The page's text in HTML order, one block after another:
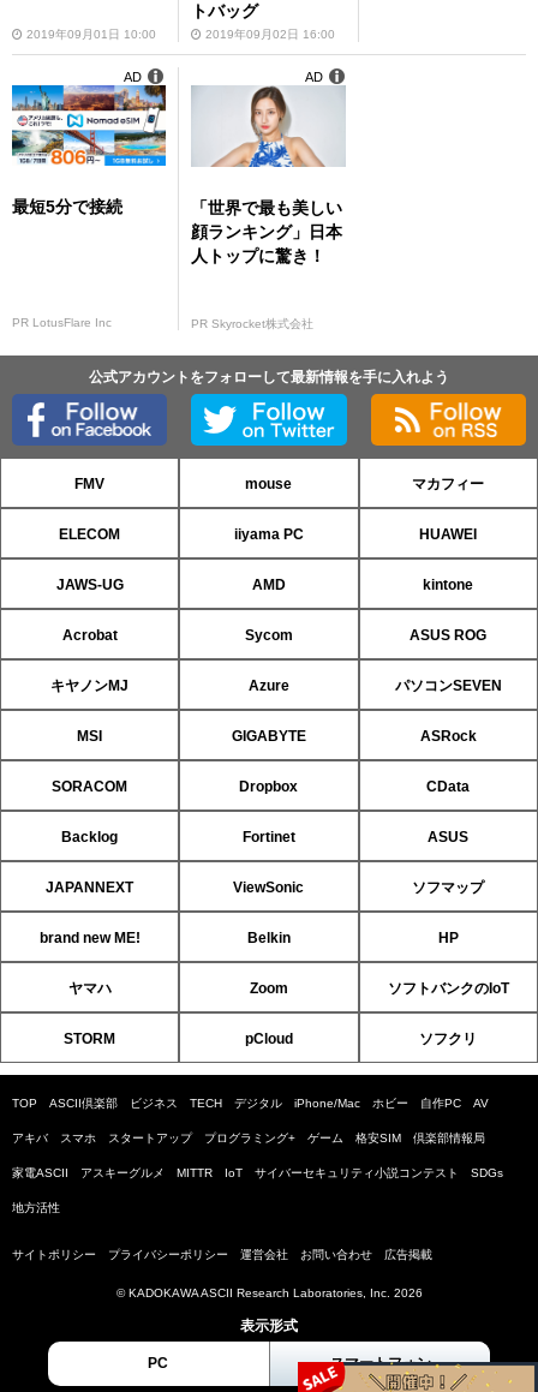
2019年09月01日 10:00
トバッグ
2019年09月02日 16:00
最短5分で接続
PR LotusFlare Inc
AD
「世界で最も美しい
顔ランキング」日本
人トップに驚き！
PR Skyrocket株式会社
AD
公式アカウントをフォローして最新情報を手に入れよう
FMV mouse マカフィー
ELECOM iiyama PC HUAWEI
JAWS-UG AMD kintone
Acrobat Sycom ASUS ROG
キヤノンMJ Azure パソコンSEVEN
MSI GIGABYTE ASRock
SORACOM Dropbox CData
Backlog Fortinet ASUS
JAPANNEXT ViewSonic ソフマップ
brand new ME! Belkin HP
ヤマハ Zoom ソフトバンクのIoT
STORM pCloud ソフクリ
TOP ASCII倶楽部 ビジネス TECH デジタル iPhone/Mac ホビー 自作PC AV
アキバ スマホ スタートアップ プログラミング+ ゲーム 格安SIM 倶楽部情報局
家電ASCII アスキーグルメ MITTR IoT サイバーセキュリティ小説コンテスト SDGs
地方活性
サイトポリシー プライバシーポリシー 運営会社 お問い合わせ 広告掲載
© KADOKAWA ASCII Research Laboratories, Inc. 2026
表示形式
PC スマートフォン